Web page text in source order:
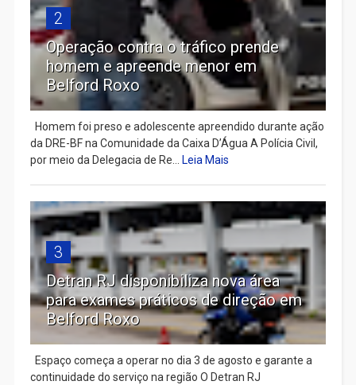
2
Operação contra o tráfico prende
homem e apreende menor em
Belford Roxo
Homem foi preso e adolescente apreendido durante ação
da DRE-BF na Comunidade da Caixa D’Água A Polícia Civil,
por meio da Delegacia de Re...
Leia Mais
3
Detran RJ disponibiliza nova área
para exames práticos de direção em
Belford Roxo
Espaço começa a operar no dia 3 de agosto e garante a
continuidade do serviço na região O Detran RJ